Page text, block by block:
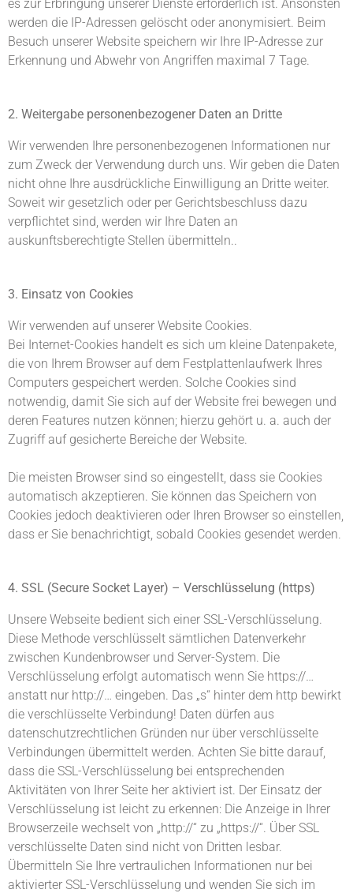
es zur Erbringung unserer Dienste erforderlich ist. Ansonsten
werden die IP-Adressen gelöscht oder anonymisiert. Beim
Besuch unserer Website speichern wir Ihre IP-Adresse zur
Erkennung und Abwehr von Angriffen maximal 7 Tage.
2. Weitergabe personenbezogener Daten an Dritte
Wir verwenden Ihre personenbezogenen Informationen nur
zum Zweck der Verwendung durch uns. Wir geben die Daten
nicht ohne Ihre ausdrückliche Einwilligung an Dritte weiter.
Soweit wir gesetzlich oder per Gerichtsbeschluss dazu
verpflichtet sind, werden wir Ihre Daten an
auskunftsberechtigte Stellen übermitteln..
3. Einsatz von Cookies
Wir verwenden auf unserer Website Cookies.
Bei Internet-Cookies handelt es sich um kleine Datenpakete,
die von Ihrem Browser auf dem Festplattenlaufwerk Ihres
Computers gespeichert werden. Solche Cookies sind
notwendig, damit Sie sich auf der Website frei bewegen und
deren Features nutzen können; hierzu gehört u. a. auch der
Zugriff auf gesicherte Bereiche der Website.
Die meisten Browser sind so eingestellt, dass sie Cookies
automatisch akzeptieren. Sie können das Speichern von
Cookies jedoch deaktivieren oder Ihren Browser so einstellen,
dass er Sie benachrichtigt, sobald Cookies gesendet werden.
4. SSL (Secure Socket Layer) – Verschlüsselung (https)
Unsere Webseite bedient sich einer SSL-Verschlüsselung.
Diese Methode verschlüsselt sämtlichen Datenverkehr
zwischen Kundenbrowser und Server-System. Die
Verschlüsselung erfolgt automatisch wenn Sie https://…
anstatt nur http://… eingeben. Das „s“ hinter dem http bewirkt
die verschlüsselte Verbindung! Daten dürfen aus
datenschutzrechtlichen Gründen nur über verschlüsselte
Verbindungen übermittelt werden. Achten Sie bitte darauf,
dass die SSL-Verschlüsselung bei entsprechenden
Aktivitäten von Ihrer Seite her aktiviert ist. Der Einsatz der
Verschlüsselung ist leicht zu erkennen: Die Anzeige in Ihrer
Browserzeile wechselt von „http://“ zu „https://“. Über SSL
verschlüsselte Daten sind nicht von Dritten lesbar.
Übermitteln Sie Ihre vertraulichen Informationen nur bei
aktivierter SSL-Verschlüsselung und wenden Sie sich im